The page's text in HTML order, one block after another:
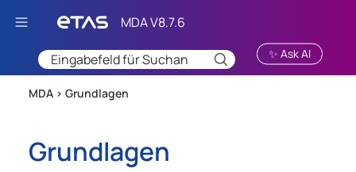
Zu Hauptinhalt springen
✨ Ask AI
MDA > Grundlagen
Grundlagen